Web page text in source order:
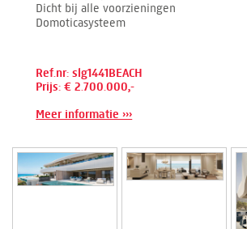
Dicht bij alle voorzieningen
Domoticasysteem
Ref.nr: slg1441BEACH
Prijs: € 2.700.000,-
Meer informatie ›››